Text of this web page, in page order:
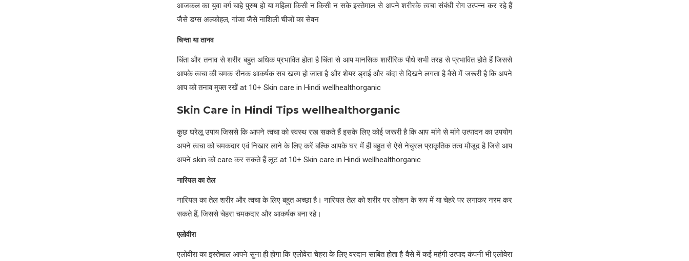
आजकल का युवा वर्ग चाहे पुरुष हो या महिला किसी न किसी न सके इस्तेमाल से अपने शरीरके त्वचा संबंधी रोग उत्पन्न कर रहे हैं
जैसे डग्स अल्कोहल, गांजा जैसे नाशिली चीजों का सेवन
चिन्ता या तानव
चिंता और तनाव से शरीर बहुत अधिक प्रभावित होता है चिंता से आप मानसिक शारीरिक पौधे सभी तरह से प्रभावित होते हैं जिससे
आपके त्वचा की चमक रौनक आकर्षक सब खत्म हो जाता है और शेयर ड्राई और बांदा से दिखने लगता है वैसे में जरूरी है कि अपने
आप को तनाव मुक्त रखें at 10+ Skin care in Hindi wellhealthorganic
Skin Care in Hindi Tips wellhealthorganic
कुछ घरेलू उपाय जिससे कि आपने त्वचा को स्वस्थ रख सकते हैं इसके लिए कोई जरूरी है कि आप मांगे से मांगे उत्पादन का उपयोग
अपने त्वचा को चमकदार एवं निखार लाने के लिए करें बल्कि आपके घर में ही बहुत से ऐसे नेचुरल प्राकृतिक तत्व मौजूद है जिसे आप
अपने skin को care कर सकते हैं लूट at 10+ Skin care in Hindi wellhealthorganic
नारियल का तेल
नारियल का तेल शरीर और त्वचा के लिए बहुत अच्छा है। नारियल तेल को शरीर पर लोशन के रूप में या चेहरे पर लगाकर नरम कर
सकते हैं, जिससे चेहरा चमकदार और आकर्षक बना रहे।
एलोवीरा
एलोवीरा का इस्तेमाल आपने सुना ही होगा कि एलोवेरा चेहरा के लिए वरदान साबित होता है वैसे में कई महंगी उत्पाद कंपनी भी एलोवेरा